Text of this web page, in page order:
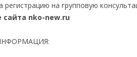
регистрацию на групповую
сайта nko-new.ru